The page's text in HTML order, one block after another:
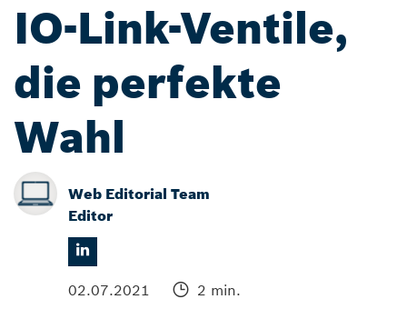
IO-Link-Ventile,
die perfekte
Wahl
Web Editorial Team
Editor
02.07.2021 2 min.